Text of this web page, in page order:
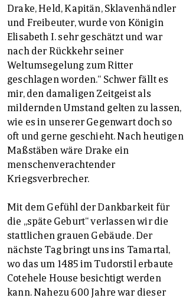
Drake, Held, Kapitän, Sklavenhändler
und Freibeuter, wurde von Königin
Elisabeth I. sehr geschätzt und war
nach der Rückkehr seiner
Weltumsegelung zum Ritter
geschlagen worden.“ Schwer fällt es
mir, den damaligen Zeitgeist als
mildernden Umstand gelten zu lassen,
wie es in unserer Gegenwart doch so
oft und gerne geschieht. Nach heutigen
Maßstäben wäre Drake ein
menschenverachtender
Kriegsverbrecher.
Mit dem Gefühl der Dankbarkeit für
die „späte Geburt“ verlassen wir die
stattlichen grauen Gebäude. Der
nächste Tag bringt uns ins Tamartal,
wo das um 1485 im Tudorstil erbaute
Cotehele House besichtigt werden
kann. Nahezu 600 Jahre war dieser